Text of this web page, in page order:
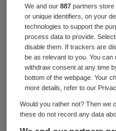
quarantaine voor
dat de
goed zijn
Nijmeegse
de kans dat ze
Volgens het
We and our887 partners store
or unique identifiers, on your
technologies to support the
process data to provide.
disable them. If trackers are
be as relevant to you. You
withdraw consent at any time
bottom of the webpage. Your
more details, refer to our
Would you rather not? Then we
these do not record any data